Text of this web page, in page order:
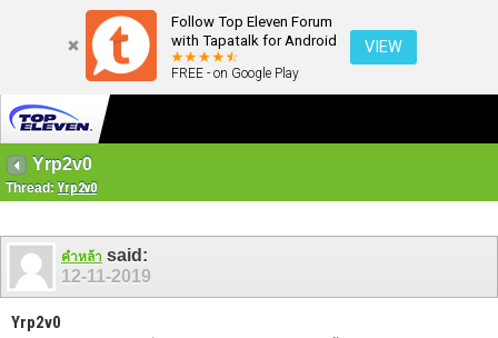
Follow Top Eleven Forum
with Tapatalk for Android
FREE - on Google Play
VIEW
Yrp2v0
Thread:Yrp2v0
คำหล้า said:
12-11-2019
Yrp2v0